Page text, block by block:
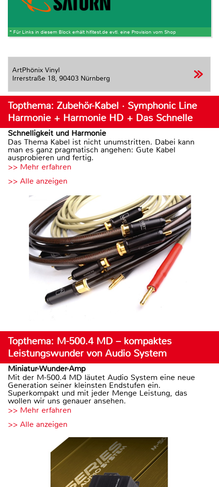
* Für Links in diesem Block erhält hifitest.de evtl. eine Provision vom Shop
ArtPhönix Vinyl
Irrerstraße 18, 90403 Nürnberg
Topthema: Zubehör-Kabel · Symphonic Line
Harmonie + Harmonie HD + Das Schnelle
Schnelligkeit und Harmonie
Das Thema Kabel ist nicht unumstritten. Dabei kann
man es ganz pragmatisch angehen: Gute Kabel
ausprobieren und fertig.
>> Mehr erfahren
>> Alle anzeigen
Topthema: M-500.4 MD – kompaktes
Leistungswunder von Audio System
Miniatur-Wunder-Amp
Mit der M-500.4 MD läutet Audio System eine neue
Generation seiner kleinsten Endstufen ein.
Superkompakt und mit jeder Menge Leistung, das
wollen wir uns genauer ansehen.
>> Mehr erfahren
>> Alle anzeigen